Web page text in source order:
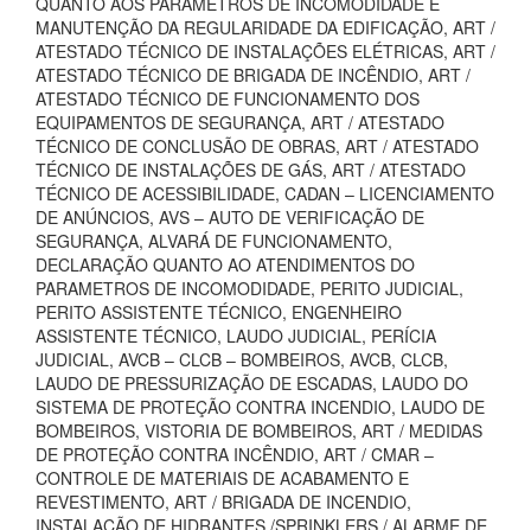
MANUTENÇÃO DA REGULARIDADE DA EDIFICAÇÃO, ART /
ATESTADO TÉCNICO DE INSTALAÇÕES ELÉTRICAS, ART /
ATESTADO TÉCNICO DE BRIGADA DE INCÊNDIO, ART /
ATESTADO TÉCNICO DE FUNCIONAMENTO DOS
EQUIPAMENTOS DE SEGURANÇA, ART / ATESTADO
TÉCNICO DE CONCLUSÃO DE OBRAS, ART / ATESTADO
TÉCNICO DE INSTALAÇÕES DE GÁS, ART / ATESTADO
TÉCNICO DE ACESSIBILIDADE, CADAN – LICENCIAMENTO
DE ANÚNCIOS, AVS – AUTO DE VERIFICAÇÃO DE
SEGURANÇA, ALVARÁ DE FUNCIONAMENTO,
DECLARAÇÃO QUANTO AO ATENDIMENTOS DO
PARAMETROS DE INCOMODIDADE, PERITO JUDICIAL,
PERITO ASSISTENTE TÉCNICO, ENGENHEIRO
ASSISTENTE TÉCNICO, LAUDO JUDICIAL, PERÍCIA
JUDICIAL, AVCB – CLCB – BOMBEIROS, AVCB, CLCB,
LAUDO DE PRESSURIZAÇÃO DE ESCADAS, LAUDO DO
SISTEMA DE PROTEÇÃO CONTRA INCENDIO, LAUDO DE
BOMBEIROS, VISTORIA DE BOMBEIROS, ART / MEDIDAS
DE PROTEÇÃO CONTRA INCÊNDIO, ART / CMAR –
CONTROLE DE MATERIAIS DE ACABAMENTO E
REVESTIMENTO, ART / BRIGADA DE INCENDIO,